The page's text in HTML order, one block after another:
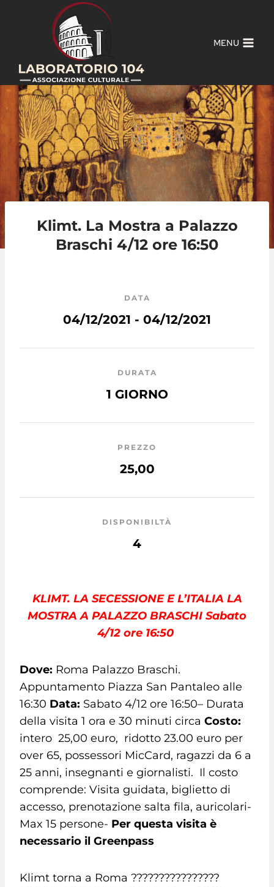
contenuto
MENU
Klimt. La Mostra a Palazzo
Braschi 4/12 ore 16:50
DATA
04/12/2021 - 04/12/2021
DURATA
1 GIORNO
PREZZO
25,00
DISPONIBILTÀ
4
KLIMT. LA SECESSIONE E L’ITALIA LA
MOSTRA A PALAZZO BRASCHI Sabato
4/12 ore 16:50
Dove: Roma Palazzo Braschi.
Appuntamento Piazza San Pantaleo alle
16:30 Data: Sabato 4/12 ore 16:50– Durata
della visita 1 ora e 30 minuti circa Costo:
intero 25,00 euro, ridotto 23.00 euro per
over 65, possessori MicCard, ragazzi da 6 a
25 anni, insegnanti e giornalisti. Il costo
comprende: Visita guidata, biglietto di
accesso, prenotazione salta fila, auricolari-
Max 15 persone- Per questa visita è
necessario il Greenpass
Klimt torna a Roma ????????????????